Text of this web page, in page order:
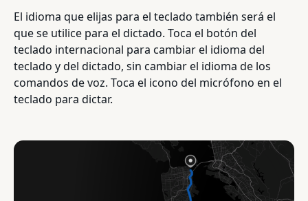
El idioma que elijas para el teclado también será el
que se utilice para el dictado. Toca el botón del
teclado internacional para cambiar el idioma del
teclado y del dictado, sin cambiar el idioma de los
comandos de voz. Toca el icono del micrófono en el
teclado para dictar.